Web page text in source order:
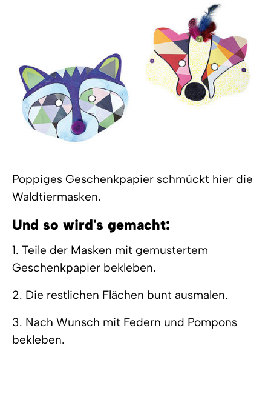
Poppiges Geschenkpapier schmückt hier die
Waldtiermasken.
Und so wird's gemacht:
1. Teile der Masken mit gemustertem
Geschenkpapier bekleben.
2. Die restlichen Flächen bunt ausmalen.
3. Nach Wunsch mit Federn und Pompons
bekleben.